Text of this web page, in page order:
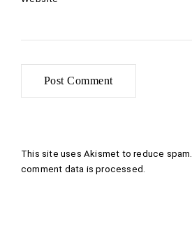
This site uses Akismet to reduce spam.
comment data is processed .